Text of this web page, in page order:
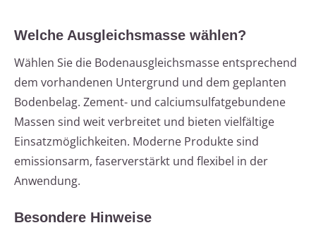
Welche Ausgleichsmasse wählen?
Wählen Sie die Bodenausgleichsmasse entsprechend
dem vorhandenen Untergrund und dem geplanten
Bodenbelag. Zement- und calciumsulfatgebundene
Massen sind weit verbreitet und bieten vielfältige
Einsatzmöglichkeiten. Moderne Produkte sind
emissionsarm, faserverstärkt und flexibel in der
Anwendung.
Besondere Hinweise